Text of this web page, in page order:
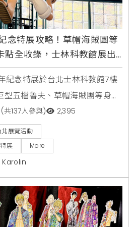
念特展攻略！草帽海賊團等
點全收錄，士林科教館展出
一次看
紀念特展於台北士林科教館7樓
五檔魯夫、草帽海賊團等身雕
稿及新四皇打卡點。本文整理
細票價資訊。
(共137人參與) 2,395
展覽活動
展
More
Karolin